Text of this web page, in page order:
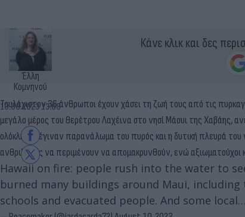
Έλλη
Κομνηνού
10.08.2023 13:08
Κάνε κλικ και δες
Τουλάχιστον 36 άνθρωποι έχουν χάσει τη ζωή τους από τις
μεγάλο μέρος του θερέτρου Λαχέινα στο νησί Μάουι της Χαβάης,
ολόκληρες έγιναν παρανάλωμα του πυρός και η δυτική πλευρά του
ανθρώπους να περιμένουν να απομακρυνθούν, ενώ αξιωματούχοι
Hawaii on fire: people rush into the water to
burned many buildings around Maui,
schools and evacuated people. And some local…